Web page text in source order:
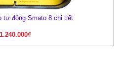
tự động Smato 8 chi tiết
1.240.000₫